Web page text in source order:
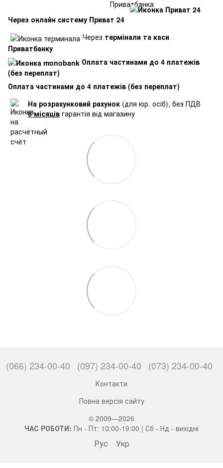
Через онлайн систему Приват 24
Через термінали та каси
Приватбанку
Оплата частинами до 4 платежів
(без переплат)
Оплата частинами до 4 платежів (без переплат)
На розрахунковий рахунок (для юр. осіб), без ПДВ
6 місяців гарантія від магазину
(066) 234-00-40 (097) 234-00-40 (073) 234-00-40
Контакти
Повна версія сайту
© 2009—2026
ЧАС РОБОТИ: Пн - Пт: 10:00-19:00 | Сб - Нд - вихідні
Рус Укр